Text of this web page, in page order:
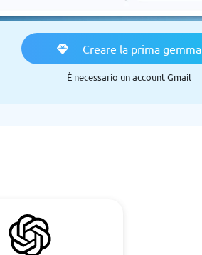
Creare la prima gemma
È necessario un account Gmail